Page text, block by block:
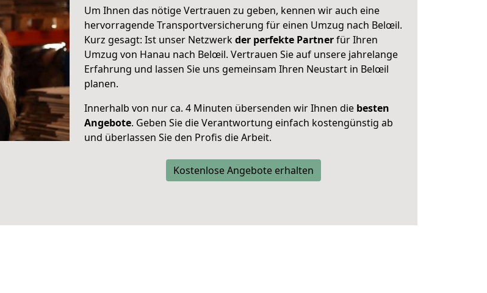
Um Ihnen das nötige Vertrauen zu geben, kennen wir auch eine
hervorragende Transportversicherung für einen Umzug nach Belœil.
Kurz gesagt: Ist unser Netzwerkder perfekte Partnerfür Ihren
Umzug von Hanau nach Belœil. Vertrauen Sie auf unsere jahrelange
Erfahrung und lassen Sie uns gemeinsam Ihren Neustart in Belœil
planen.
Innerhalb von nur ca. 4 Minuten übersenden wir Ihnen die besten
Angebote. Geben Sie die Verantwortung einfach kostengünstig ab
und überlassen Sie den Profis die Arbeit.
Kostenlose Angebote erhalten